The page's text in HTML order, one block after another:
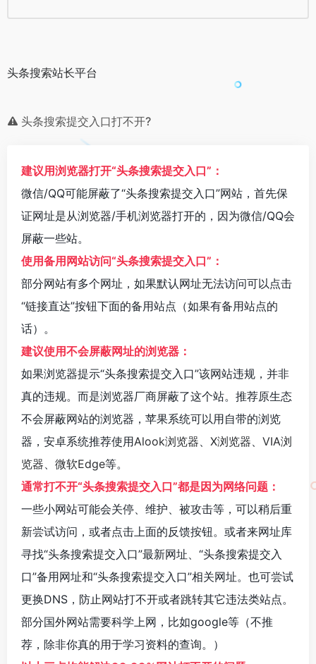
头条搜索站长平台
头条搜索提交入口打不开?
建议用浏览器打开“头条搜索提交入口”：
微信/QQ可能屏蔽了“头条搜索提交入口”网站，首先保
证网址是从浏览器/手机浏览器打开的，因为微信/QQ会
屏蔽一些站。
使用备用网站访问“头条搜索提交入口”：
部分网站有多个网址，如果默认网址无法访问可以点击
“链接直达”按钮下面的备用站点（如果有备用站点的
话）。
建议使用不会屏蔽网址的浏览器：
如果浏览器提示“头条搜索提交入口”该网站违规，并非
真的违规。而是浏览器厂商屏蔽了这个站。推荐原生态
不会屏蔽网站的浏览器，苹果系统可以用自带的浏览
器，安卓系统推荐使用Alook浏览器、 X浏览器、 VIA浏
览器、 微软Edge等。
通常打不开“头条搜索提交入口”都是因为网络问题：
一些小网站可能会关停、维护、被攻击等，可以稍后重
新尝试访问，或者点击上面的反馈按钮。或者来网址库
寻找“头条搜索提交入口”最新网址、“头条搜索提交入
口”备用网址和“头条搜索提交入口”相关网址。也可尝试
更换DNS，防止网站打不开或者跳转其它违法类站点。
部分国外网站需要科学上网，比如google等（不推
荐，除非你真的用于学习资料的查询。）